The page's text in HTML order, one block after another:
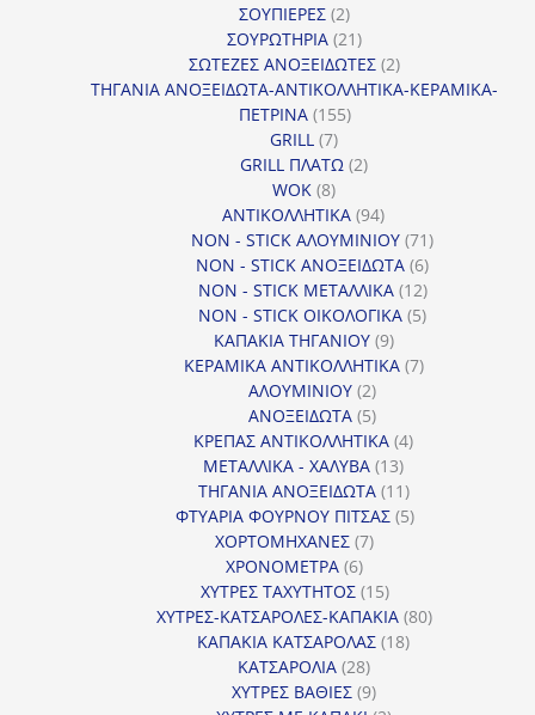
ΣΟΥΠΙΕΡΕΣ 22
προϊόντα
ΣΟΥΡΩΤΗΡΙΑ 2121
προϊόντα
ΣΩΤΕΖΕΣ ΑΝΟΞΕΙΔΩΤΕΣ 22
προϊόντα
ΤΗΓΑΝΙΑ ΑΝΟΞΕΙΔΩΤΑ-ΑΝΤΙΚΟΛΛΗΤΙΚΑ-ΚΕΡΑΜΙΚΑ-
ΠΕΤΡΙΝΑ 155155
GRILL 77
προϊόντα
GRILL ΠΛΑΤΩ 22
WOK 88
προϊόντα
ΑΝΤΙΚΟΛΛΗΤΙΚΑ 9494
προϊόντα
NON - STICK ΑΛΟΥΜΙΝΙΟΥ 7171
προϊόντα
NON - STICK ΑΝΟΞΕΙΔΩΤΑ 66
προϊόντα
NON - STICK ΜΕΤΑΛΛΙΚΑ 1212
προϊόντα
NON - STICK ΟΙΚΟΛΟΓΙΚΑ 55
ΚΑΠΑΚΙΑ ΤΗΓΑΝΙΟΥ 99
προϊόντα
ΚΕΡΑΜΙΚΑ ΑΝΤΙΚΟΛΛΗΤΙΚΑ 77
ΑΛΟΥΜΙΝΙΟΥ 22
προϊόντα
ΑΝΟΞΕΙΔΩΤΑ 55
προϊόντα
ΚΡΕΠΑΣ ΑΝΤΙΚΟΛΛΗΤΙΚΑ 44
ΜΕΤΑΛΛΙΚΑ - ΧΑΛΥΒΑ 1313
προϊόντα
ΤΗΓΑΝΙΑ ΑΝΟΞΕΙΔΩΤΑ 1111
προϊόντα
ΦΤΥΑΡΙΑ ΦΟΥΡΝΟΥ ΠΙΤΣΑΣ 55
ΧΟΡΤΟΜΗΧΑΝΕΣ 77
ΧΡΟΝΟΜΕΤΡΑ 66
προϊόντα
ΧΥΤΡΕΣ ΤΑΧΥΤΗΤΟΣ 1515
προϊόντα
ΧΥΤΡΕΣ-ΚΑΤΣΑΡΟΛΕΣ-ΚΑΠΑΚΙΑ 8080
ΚΑΠΑΚΙΑ ΚΑΤΣΑΡΟΛΑΣ 1818
ΚΑΤΣΑΡΟΛΙΑ 2828
προϊόντα
ΧΥΤΡΕΣ ΒΑΘΙΕΣ 99